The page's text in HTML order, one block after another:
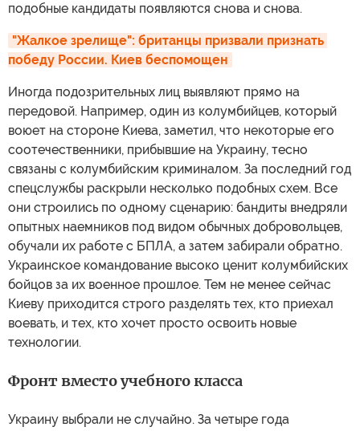
подобные кандидаты появляются снова и снова.
"Жалкое зрелище": британцы призвали признать
победу России. Киев беспомощен
Иногда подозрительных лиц выявляют прямо на
передовой. Например, один из колумбийцев, который
воюет на стороне Киева, заметил, что некоторые его
соотечественники, прибывшие на Украину, тесно
связаны с колумбийским криминалом. За последний год
спецслужбы раскрыли несколько подобных схем. Все
они строились по одному сценарию: бандиты внедряли
опытных наемников под видом обычных добровольцев,
обучали их работе с БПЛА, а затем забирали обратно.
Украинское командование высоко ценит колумбийских
бойцов за их военное прошлое. Тем не менее сейчас
Киеву приходится строго разделять тех, кто приехал
воевать, и тех, кто хочет просто освоить новые
технологии.
Фронт вместо учебного класса
Украину выбрали не случайно. За четыре года